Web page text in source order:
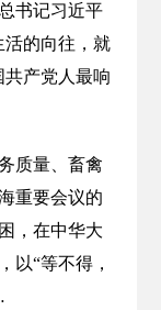
书记习近平
活的向往，就
共产党人最响
质量、畜禽
重要会议的
，在中华大
以“等不得，